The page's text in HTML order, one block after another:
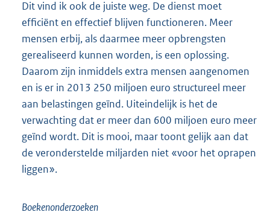
Dit vind ik ook de juiste weg. De dienst moet
efficiënt en effectief blijven functioneren. Meer
mensen erbij, als daarmee meer opbrengsten
gerealiseerd kunnen worden, is een oplossing.
Daarom zijn inmiddels extra mensen aangenomen
en is er in 2013 250 miljoen euro structureel meer
aan belastingen geïnd. Uiteindelijk is het de
verwachting dat er meer dan 600 miljoen euro meer
geïnd wordt. Dit is mooi, maar toont gelijk aan dat
de veronderstelde miljarden niet «voor het oprapen
liggen».
Boekenonderzoeken